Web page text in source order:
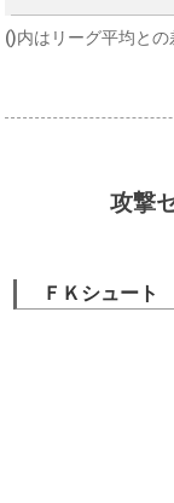
()内はリーグ平均との
攻撃
ＦＫシュート